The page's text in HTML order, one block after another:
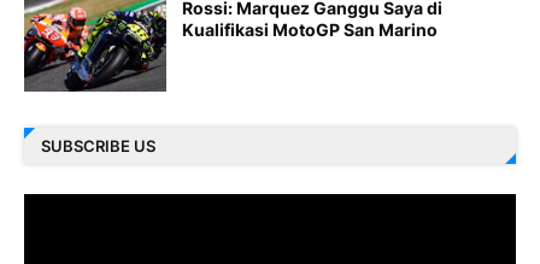
Rossi: Marquez Ganggu Saya di
Kualifikasi MotoGP San Marino
SUBSCRIBE US